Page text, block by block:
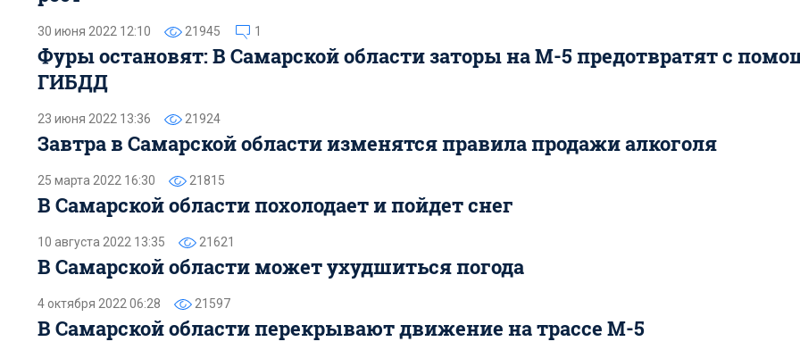
30 июня 2022 12:10 21945 1
Фуры остановят: В Самарской области заторы на М-5 предотвратят с
ГИБДД
23 июня 2022 13:36 21924
Завтра в Самарской области изменятся правила продажи алкоголя
25 марта 2022 16:30 21815
В Самарской области похолодает и пойдет снег
10 августа 2022 13:35 21621
В Самарской области может ухудшиться погода
4 октября 2022 06:28 21597
В Самарской области перекрывают движение на трассе М-5